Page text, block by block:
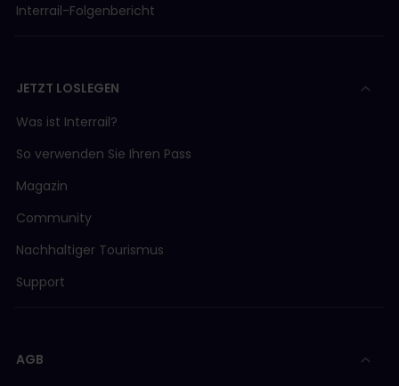
Interrail-Folgenbericht
JETZT LOSLEGEN
Was ist Interrail?
So verwenden Sie Ihren Pass
Magazin
Community
Nachhaltiger Tourismus
Support
AGB